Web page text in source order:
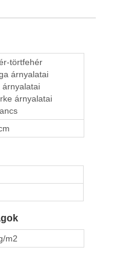
törtfehér
árnyalatai
árnyalatai
árnyalatai
m2